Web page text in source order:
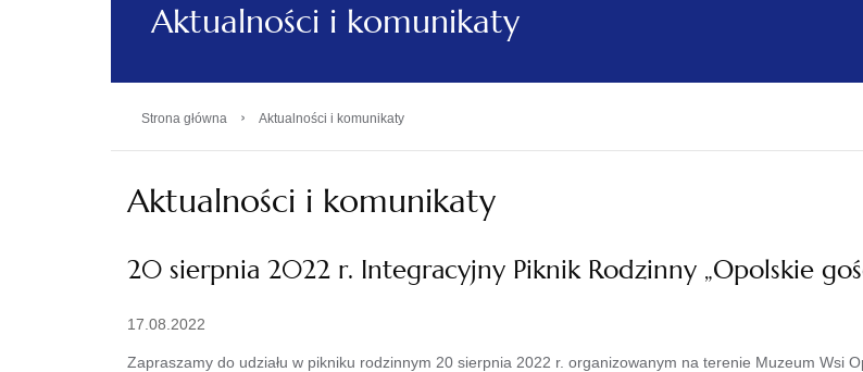
Aktualności i komunikaty
Strona główna › Aktualności i komunikaty
Aktualności i komunikaty
20 sierpnia 2022 r. Integracyjny Piknik Rodzinny „Opolskie
17.08.2022
Zapraszamy do udziału w pikniku rodzinnym 20 sierpnia 2022 r. organizowanym na terenie Muzeum Wsi